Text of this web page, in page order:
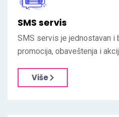
SMS servis
SMS servis je jednostavan i
promocija, obaveštenja i
Više